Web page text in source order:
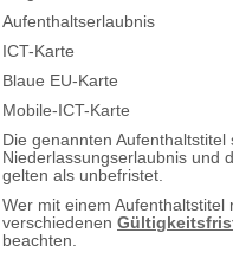
Aufenthaltserlaubnis
ICT-Karte
Blaue EU-Karte
Mobile-ICT-Karte
Die genannten Aufenthaltstitel
Niederlassungserlaubnis und
gelten als unbefristet.
Wer mit einem Aufenthaltstitel
verschiedenen
beachten.